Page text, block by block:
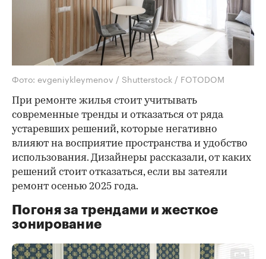
Фото: evgeniykleymenov / Shutterstock / FOTODOM
При ремонте жилья стоит учитывать
современные тренды и отказаться от ряда
устаревших решений, которые негативно
влияют на восприятие пространства и удобство
использования. Дизайнеры рассказали, от каких
решений стоит отказаться, если вы затеяли
ремонт осенью 2025 года.
Погоня за трендами и жесткое
зонирование